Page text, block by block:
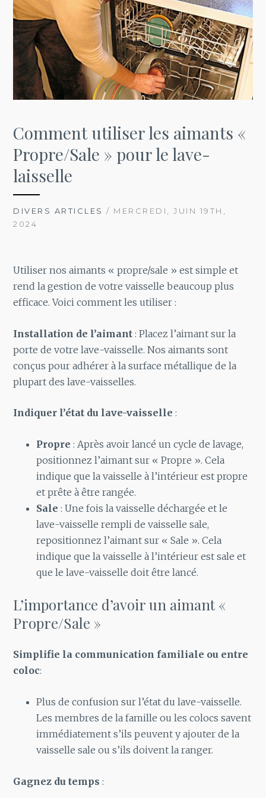
Comment utiliser les aimants «
Propre/Sale » pour le lave-
laisselle
DIVERS ARTICLES / MERCREDI, JUIN 19TH,
2024
Utiliser nos aimants « propre/sale » est simple et
rend la gestion de votre vaisselle beaucoup plus
efficace. Voici comment les utiliser :
Installation de l’aimant : Placez l’aimant sur la
porte de votre lave-vaisselle. Nos aimants sont
conçus pour adhérer à la surface métallique de la
plupart des lave-vaisselles.
Indiquer l’état du lave-vaisselle :
Propre : Après avoir lancé un cycle de lavage,
positionnez l’aimant sur « Propre ». Cela
indique que la vaisselle à l’intérieur est propre
et prête à être rangée.
Sale : Une fois la vaisselle déchargée et le
lave-vaisselle rempli de vaisselle sale,
repositionnez l’aimant sur « Sale ». Cela
indique que la vaisselle à l’intérieur est sale et
que le lave-vaisselle doit être lancé.
L’importance d’avoir un aimant «
Propre/Sale »
Simplifie la communication familiale ou entre
coloc:
Plus de confusion sur l’état du lave-vaisselle.
Les membres de la famille ou les colocs savent
immédiatement s’ils peuvent y ajouter de la
vaisselle sale ou s’ils doivent la ranger.
Gagnez du temps :